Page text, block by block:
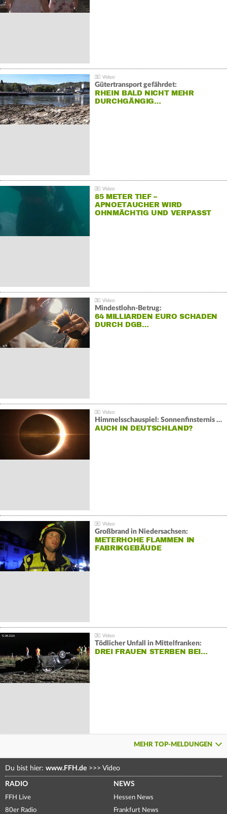
Gütertransport gefährdet:
RHEIN BALD NICHT MEHR
DURCHGÄNGIG…
85 METER TIEF –
APNOETAUCHER WIRD
OHNMÄCHTIG UND VERPASST
Mindestlohn-Betrug:
64 MILLIARDEN EURO SCHADEN
DURCH DGB…
Himmelsschauspiel: Sonnenfinsternis über Spanien
AUCH IN DEUTSCHLAND?
Großbrand in Niedersachsen:
METERHOHE FLAMMEN IN
FABRIKGEBÄUDE
Tödlicher Unfall in Mittelfranken:
DREI FRAUEN STERBEN BEI…
MEHR TOP-MELDUNGEN
Du bist hier: www.FFH.de >>> Video
RADIO
FFH Live
80er Radio
NEWS
Hessen News
Frankfurt News